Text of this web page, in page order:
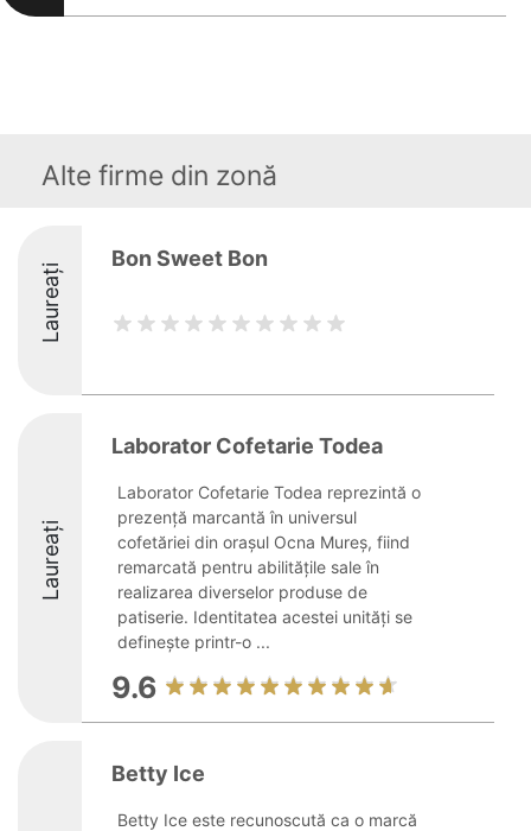
Alte firme din zonă
Laureați
Bon Sweet Bon
Laureați
Laborator Cofetarie Todea
Laborator Cofetarie Todea reprezintă o
prezență marcantă în universul
cofetăriei din orașul Ocna Mureș, fiind
remarcată pentru abilitățile sale în
realizarea diverselor produse de
patiserie. Identitatea acestei unități se
definește printr-o ...
9.6
Betty Ice
Betty Ice este recunoscută ca o marcă